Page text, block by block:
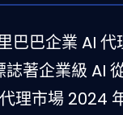
巴巴企業 AI
著企業級 AI
理市場 2024